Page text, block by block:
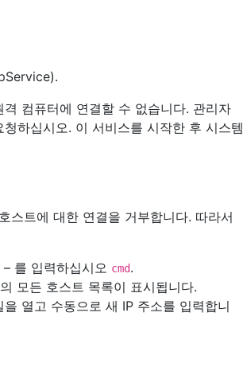
컴퓨터에 연결할 수 없습니다. 관리자
하십시오. 이 서비스를 시작한 후 시스템
스트에 대한 연결을 거부합니다. 따라서
를 입력하십시오 cmd.
모든 호스트 목록이 표시됩니다.
열고 수동으로 새 IP 주소를 입력합니